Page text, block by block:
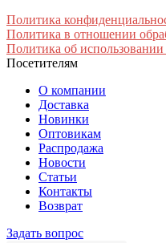
Политика
Политика в отношении
Политика об
Посетителям
О компании
Доставка
Новинки
Оптовикам
Распродажа
Новости
Статьи
Контакты
Возврат
Задать вопрос